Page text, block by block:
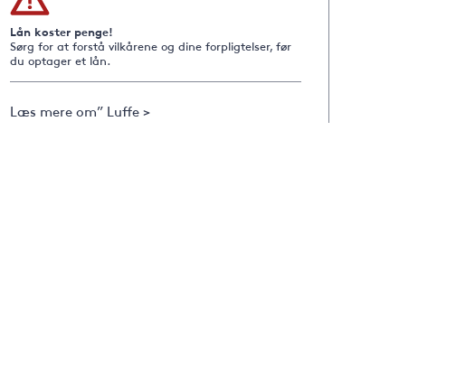
Lån koster penge!
Sørg for at forstå vilkårene og dine forpligtelser, før
du optager et lån.
Læs mere om” Luffe >